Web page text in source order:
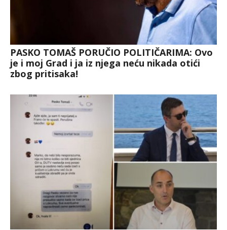
PASKO TOMAŠ PORUČIO POLITIČARIMA: Ovo
je i moj Grad i ja iz njega neću nikada otići
zbog pritisaka!